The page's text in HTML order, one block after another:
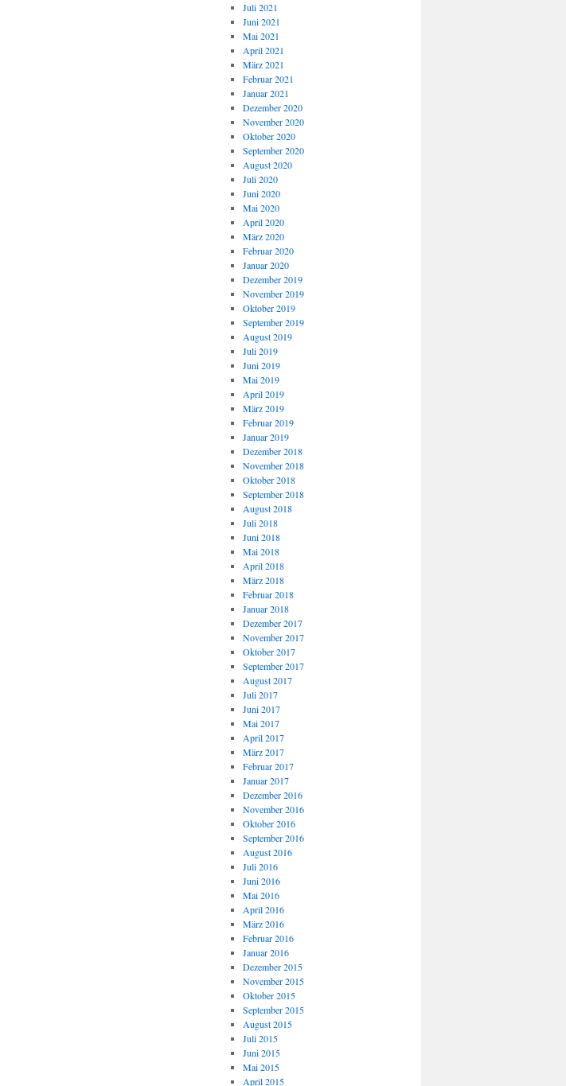
Juli 2021
Juni 2021
Mai 2021
April 2021
März 2021
Februar 2021
Januar 2021
Dezember 2020
November 2020
Oktober 2020
September 2020
August 2020
Juli 2020
Juni 2020
Mai 2020
April 2020
März 2020
Februar 2020
Januar 2020
Dezember 2019
November 2019
Oktober 2019
September 2019
August 2019
Juli 2019
Juni 2019
Mai 2019
April 2019
März 2019
Februar 2019
Januar 2019
Dezember 2018
November 2018
Oktober 2018
September 2018
August 2018
Juli 2018
Juni 2018
Mai 2018
April 2018
März 2018
Februar 2018
Januar 2018
Dezember 2017
November 2017
Oktober 2017
September 2017
August 2017
Juli 2017
Juni 2017
Mai 2017
April 2017
März 2017
Februar 2017
Januar 2017
Dezember 2016
November 2016
Oktober 2016
September 2016
August 2016
Juli 2016
Juni 2016
Mai 2016
April 2016
März 2016
Februar 2016
Januar 2016
Dezember 2015
November 2015
Oktober 2015
September 2015
August 2015
Juli 2015
Juni 2015
Mai 2015
April 2015